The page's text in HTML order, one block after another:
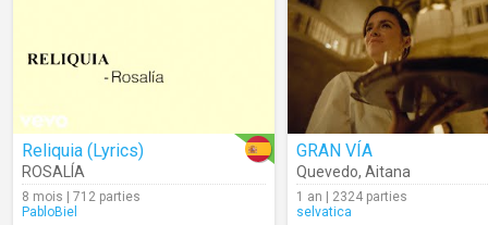
Reliquia (Lyrics)
ROSALÍA
8 mois | 712 parties
PabloBiel
GRAN VÍA
Quevedo, Aitana
1 an | 2324 parties
selvatica